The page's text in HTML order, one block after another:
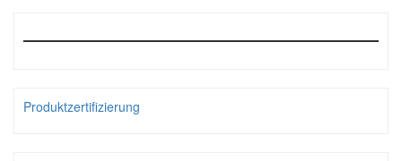
Produktzertifizierung